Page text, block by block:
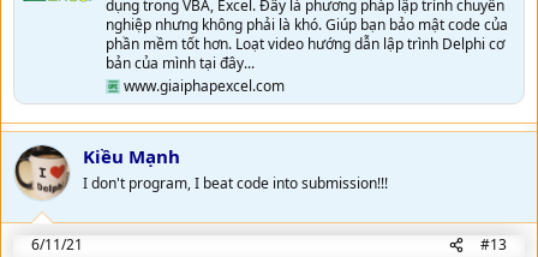
dụng trong VBA, Excel. Đây là phương pháp lập trình chuyên
nghiệp nhưng không phải là khó. Giúp bạn bảo mật code của
phần mềm tốt hơn. Loạt video hướng dẫn lập trình Delphi cơ
bản của mình tại đây...
www.giaiphapexcel.com
Kiều Mạnh
I don't program, I beat code into submission!!!
6/11/21 #13